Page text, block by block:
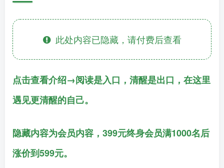
此处内容已隐藏，请付费后查看
点击查看介绍→阅读是入口，清醒是出口，在这里
遇见更清醒的自己。
隐藏内容为会员内容，399元终身会员满1000名后
涨价到599元。